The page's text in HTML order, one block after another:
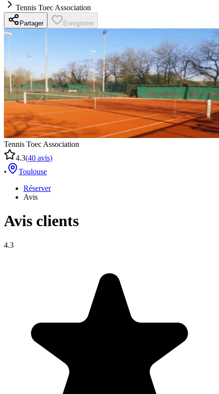
Tennis Toec Association
Partager Enregistrer
Tennis Toec Association
4.3(40 avis)
•
Toulouse
Réserver
Avis
Avis clients
4.3